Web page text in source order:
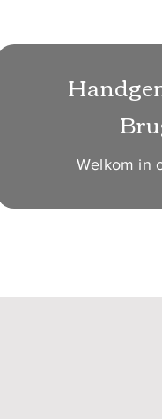
Welkom in